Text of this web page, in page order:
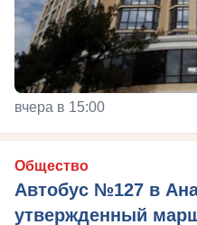
вчера в 15:00
Общество
Автобус №127 в
утвержденный